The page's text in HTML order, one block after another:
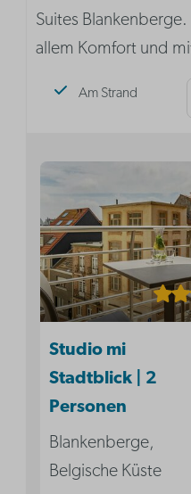
Suites
allem Komfort und
Am Strand
Studio mi
Stadtblick | 2
Personen
Blankenberge,
Belgische Küste